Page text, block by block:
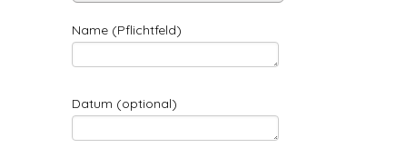
Name (Pflichtfeld)
Datum (optional)